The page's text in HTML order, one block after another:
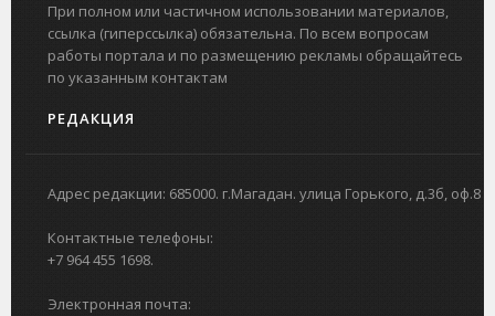
При полном или частичном использовании материалов,
ссылка (гиперссылка) обязательна. По всем вопросам
работы портала и по размещению рекламы обращайтесь
по указанным контактам
РЕДАКЦИЯ
Адрес редакции: 685000. г.Магадан. улица Горького, д.3б, оф.8
Контактные телефоны:
+7 964 455 1698.
Электронная почта: